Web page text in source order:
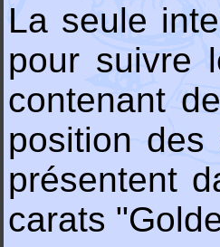
La seule
pour suivre
contenant
position des
présentent
carats